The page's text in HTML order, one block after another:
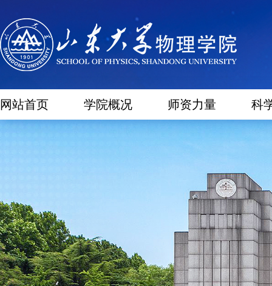
网站首页 学院概况 师资力量 科